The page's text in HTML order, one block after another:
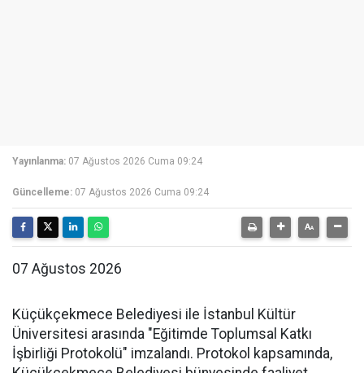
Yayınlanma: 07 Ağustos 2026 Cuma 09:24
Güncelleme: 07 Ağustos 2026 Cuma 09:24
07 Ağustos 2026
Küçükçekmece Belediyesi ile İstanbul Kültür
Üniversitesi arasında "Eğitimde Toplumsal Katkı
İşbirliği Protokolü" imzalandı. Protokol kapsamında,